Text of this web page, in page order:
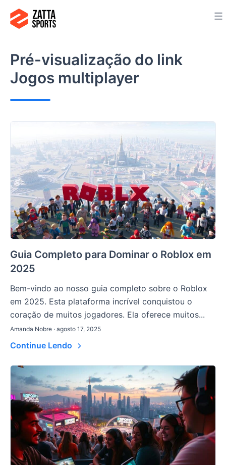
para
conteúdo
Pré-visualização do link
Jogos multiplayer
Guia Completo para Dominar o Roblox em
2025
Bem-vindo ao nosso guia completo sobre o Roblox
em 2025. Esta plataforma incrível conquistou o
coração de muitos jogadores. Ela oferece muitos...
Amanda Nobre · agosto 17, 2025
Continue Lendo